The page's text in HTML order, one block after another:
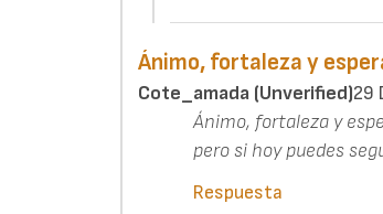
Ánimo, fortaleza y
Cote_amada (unverified)29
Ánimo, fortaleza y
pero si hoy puedes
Respuesta